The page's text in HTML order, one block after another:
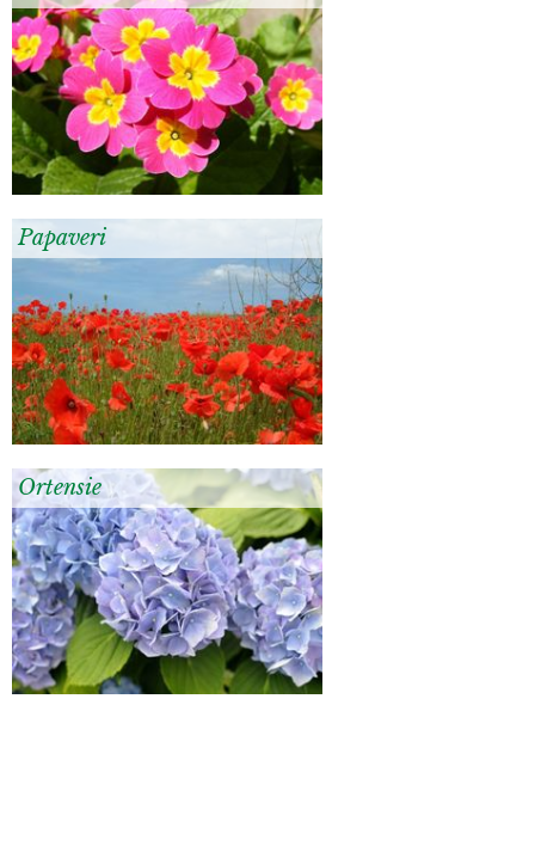
Papaveri
Ortensie